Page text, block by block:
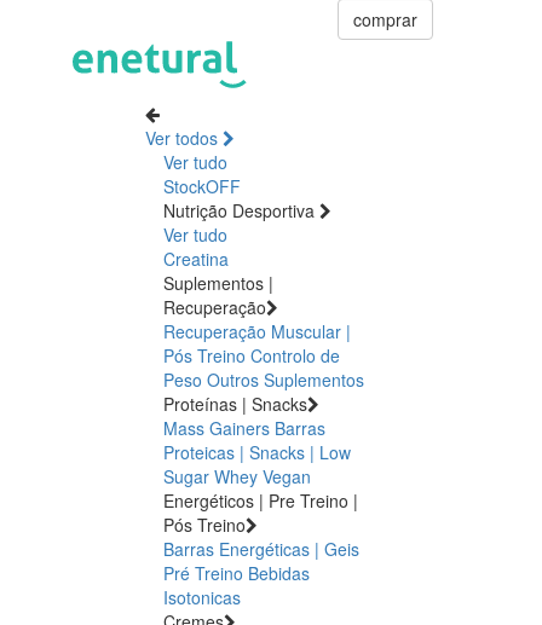
comprar
Ver todos
Ver tudo
StockOFF
Nutrição Desportiva
Ver tudo
Creatina
Suplementos |
Recuperação
Recuperação Muscular |
Pós Treino Controlo de
Peso Outros Suplementos
Proteínas | Snacks
Mass Gainers Barras
Proteicas | Snacks | Low
Sugar Whey Vegan
Energéticos | Pre Treino |
Pós Treino
Barras Energéticas | Geis
Pré Treino Bebidas
Isotonicas